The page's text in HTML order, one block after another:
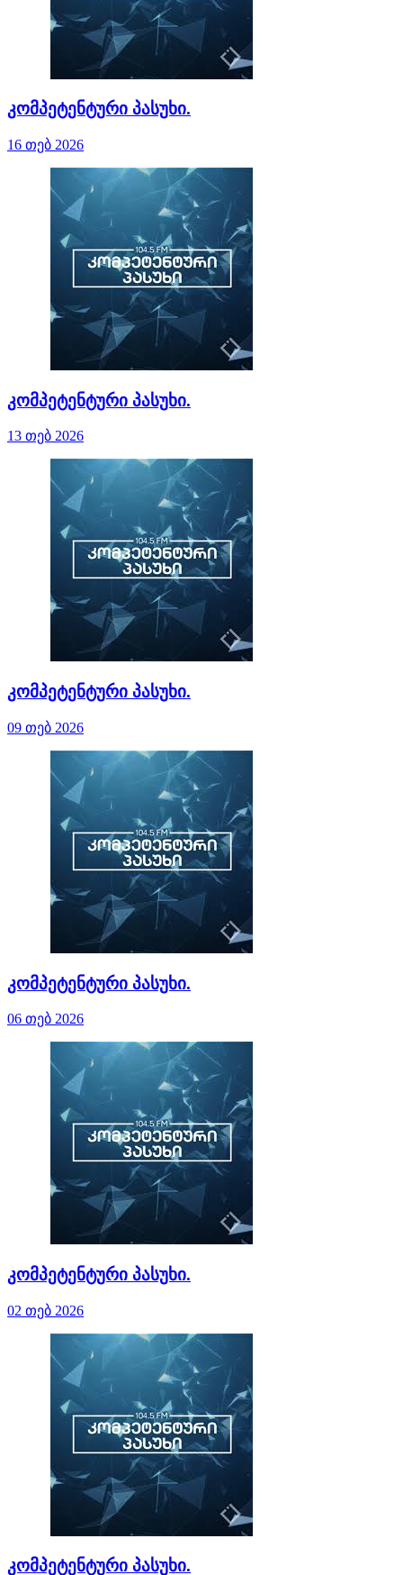
კომპეტენტური პასუხი.
16 თებ 2026
კომპეტენტური პასუხი.
13 თებ 2026
კომპეტენტური პასუხი.
09 თებ 2026
კომპეტენტური პასუხი.
06 თებ 2026
კომპეტენტური პასუხი.
02 თებ 2026
კომპეტენტური პასუხი.